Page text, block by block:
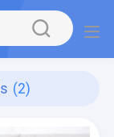
(2)